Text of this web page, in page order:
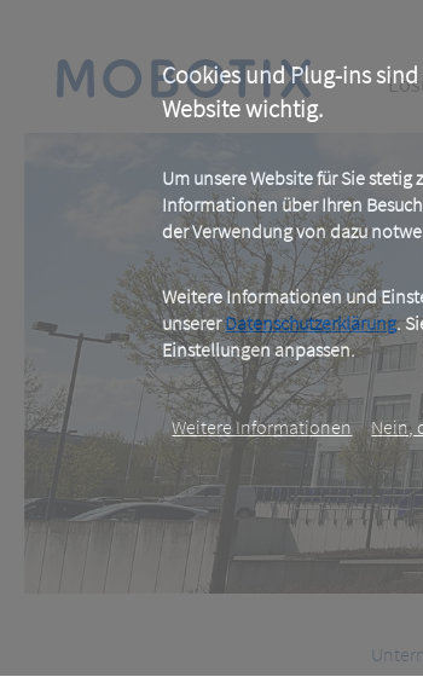
Cookies und Plug-ins
Website wichtig.
Um unsere Website für Sie
Informationen über Ihren
der Verwendung von dazu
Weitere Informationen und
unsererDatenschutzerklärung.
Einstellungen anpassen.
Weitere Informationen Nein,
content